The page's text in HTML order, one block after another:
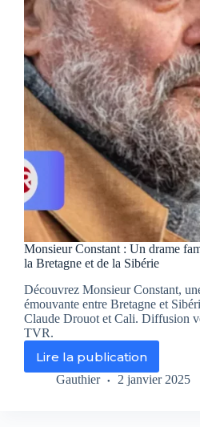
Monsieur Constant : Un drame
la Bretagne et de la Sibérie
Découvrez Monsieur Constant,
émouvante entre Bretagne et
Claude Drouot et Cali. Diffusion
TVR.
Lire la publication
Monsieur
Constant
Gauthier 2 janvier 2025